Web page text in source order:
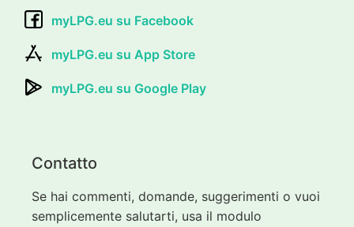
myLPG.eu su Facebook
myLPG.eu su App Store
myLPG.eu su Google Play
Contatto
Se hai commenti, domande, suggerimenti o vuoi
semplicemente salutarti, usa il modulo